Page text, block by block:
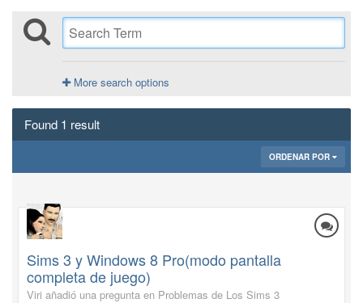
More search options
Found 1 result
ORDENAR POR
Sims 3 y Windows 8 Pro(modo pantalla
completa de juego)
Viri añadió una pregunta en Problemas de Los Sims 3